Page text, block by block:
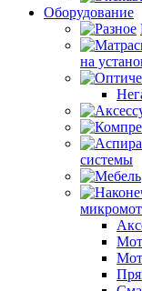
Оборудование
на
системы